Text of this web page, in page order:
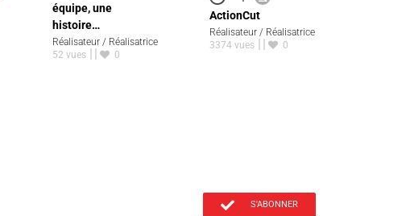
équipe, une
histoire…
Réalisateur / Réalisatrice
52 vues
0
ActionCut
Réalisateur / Réalisatrice
3374 vues
0
S'ABONNER